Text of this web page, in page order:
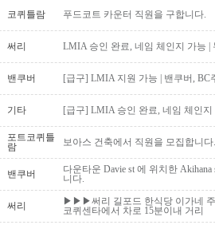
코퀴틀람 푸드코트 카운터 직원을 구합니다.
써리 LMIA 승인 완료, 네임 체인지 가능 |
밴쿠버 [급구] LMIA 지원 가능 | 밴쿠버,
기타 [급구] LMIA 승인 완료, 네임 체인
포트코퀴틀
람
보아스 건축에서 직원을 모집합니다.
밴쿠버
다운타운 Davie st 에 위치한
니다.
써리
▶▶▶써리 길포드 한식당 이가네
코퀴센타에서 차로 15분이내 거리